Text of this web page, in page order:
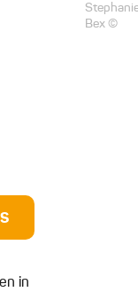
in
Bex ©